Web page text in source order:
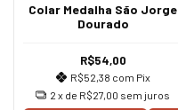
Colar Medalha São Jorge
Dourado
R$54,00
R$52,38 com Pix
2 x de R$27,00 sem juros